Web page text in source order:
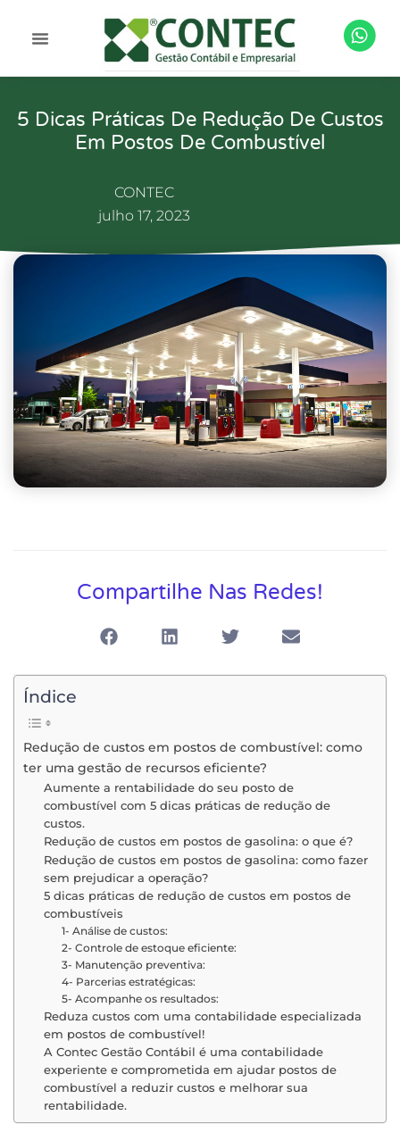
5 Dicas Práticas De Redução De Custos
Em Postos De Combustível
CONTEC
julho 17, 2023
Compartilhe Nas Redes!
Índice
Redução de custos em postos de combustível: como
ter uma gestão de recursos eficiente?
Aumente a rentabilidade do seu posto de
combustível com 5 dicas práticas de redução de
custos.
Redução de custos em postos de gasolina: o que é?
Redução de custos em postos de gasolina: como fazer
sem prejudicar a operação?
5 dicas práticas de redução de custos em postos de
combustíveis
1- Análise de custos:
2- Controle de estoque eficiente:
3- Manutenção preventiva:
4- Parcerias estratégicas:
5- Acompanhe os resultados:
Reduza custos com uma contabilidade especializada
em postos de combustível!
A Contec Gestão Contábil é uma contabilidade
experiente e comprometida em ajudar postos de
combustível a reduzir custos e melhorar sua
rentabilidade.